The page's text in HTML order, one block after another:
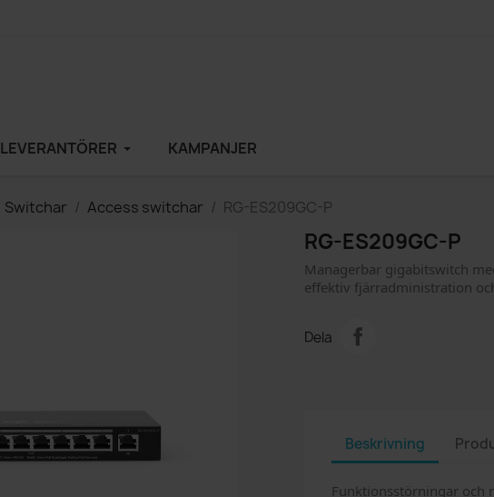
LEVERANTÖRER ㅤㅤKAMPANJER
Switchar Access switchar RG-ES209GC-P
RG-ES209GC-P
Managerbar gigabitswitch
effektiv fjärradministration
Dela
Beskrivning
Funktionsstörningar och